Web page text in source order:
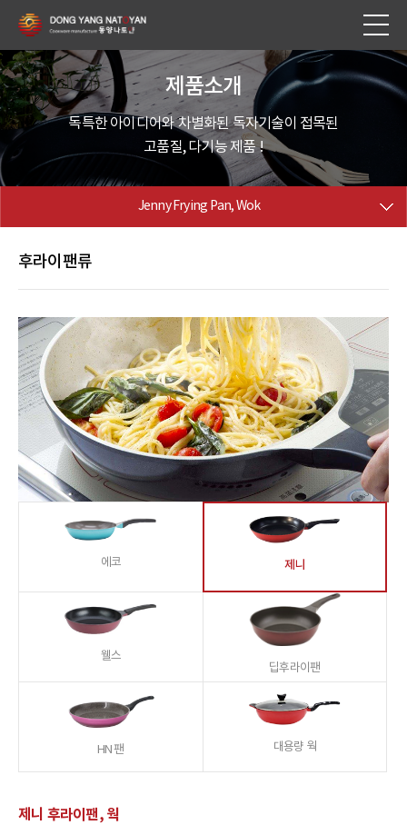
제품소개
독특한 아이디어와 차별화된 독자기술이 접목된
고품질, 다기능 제품 !
Jenny Frying Pan, Wok
후라이팬류
에코 제니
웰스
딥후라이팬
HN 팬 대용량 웍
제니 후라이팬, 웍